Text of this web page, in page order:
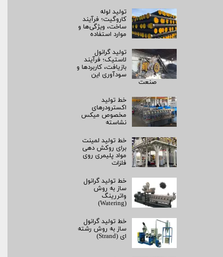
تولید لوله
کاروگیت؛ فرآیند
ساخت، ویژگی‌ها و
موارد استفاده
تولید گرانول
لاستیک؛ فرآیند
بازیافت، کاربردها و
سودآوری این
صنعت
خط تولید
اکسترودرهای
مخصوص میکس
نشاسته
خط تولید لمینت
برای روکش‌ دهی
مواد پلیمری روی
فلزات
خط تولید گرانول
ساز به روش
واتررینگ
(Watering)
خط تولید گرانول
ساز به روش رشته‌
ای (Strand)